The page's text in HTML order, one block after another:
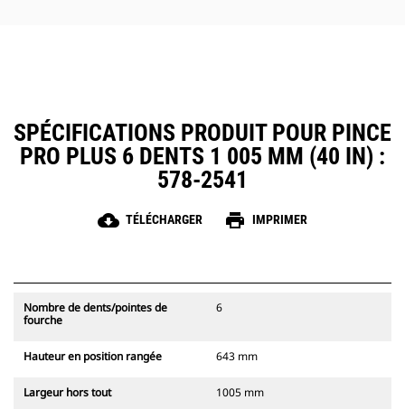
SPÉCIFICATIONS PRODUIT POUR PINCE
PRO PLUS 6 DENTS 1 005 MM (40 IN) :
578-2541
cloud_download TÉLÉCHARGER print IMPRIMER
Nombre de dents/pointes de
fourche
6
Hauteur en position rangée 643 mm
Largeur hors tout 1005 mm